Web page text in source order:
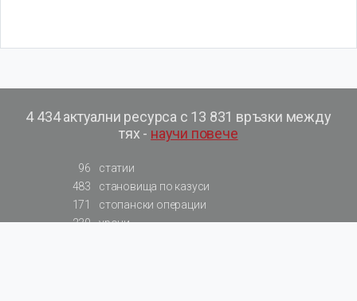
4 434 актуални ресурса с 13 831 връзки между
тях - научи повече
96
статии
483
становища по казуси
171
стопански операции
230
уроци